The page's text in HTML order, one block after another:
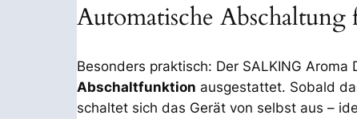
Automatische
Besonders praktisch: Der SALKING Aroma
Abschaltfunktion ausgestattet. Sobald
schaltet sich das Gerät von selbst aus –